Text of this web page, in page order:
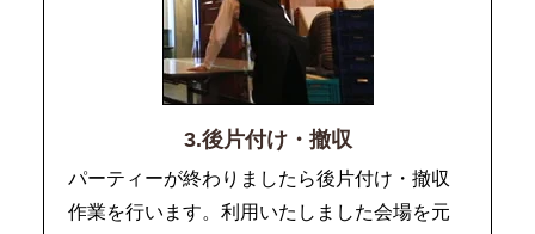
3.後片付け・撤収
パーティーが終わりましたら後片付け・撤収
作業を行います。利用いたしました会場を元